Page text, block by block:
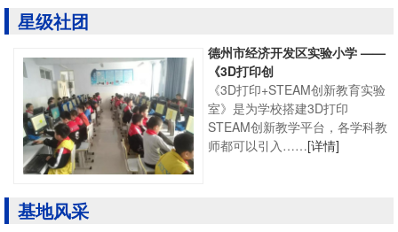
星级社团
德州市经济开发区实验小学 ——
《3D打印创
《3D打印+STEAM创新教育实验
室》是为学校搭建3D打印
STEAM创新教学平台，各学科教
师都可以引入……[详情]
基地风采